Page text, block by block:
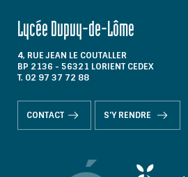
Lycée Dupuy-de-Lôme
4, RUE JEAN LE COUTALLER
BP 2136 - 56321 LORIENT CEDEX
T. 02 97 37 72 88
CONTACT S'Y RENDRE